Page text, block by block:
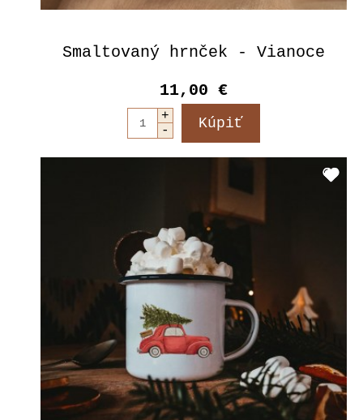
Smaltovaný hrnček - Vianoce
11,00 €